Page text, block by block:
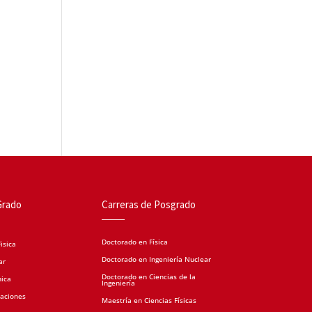
Carreras de Posgrado
Doctorado en Física
Doctorado en Ingeniería Nuclear
Doctorado en Ciencias de la
Ingeniería
Maestría en Ciencias Físicas